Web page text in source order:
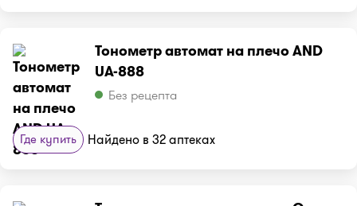
Тонометр автомат на плечо AND
UA-888
Без рецепта
Где купить Найдено в 32 аптеках